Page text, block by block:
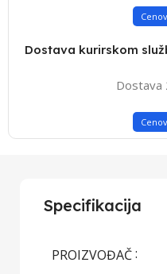
Dostava kurirskom
Dostava
Specifikacija
PROIZVOĐAČ